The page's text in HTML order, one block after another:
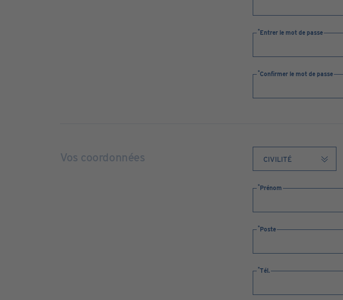
Entrer le mot de passe
Confirmer le mot de passe
Vos coordonnées
Prénom
Poste
Tél.